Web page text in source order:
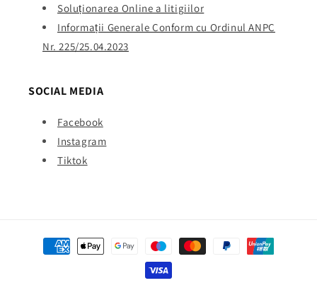
Soluționarea Online a litigiilor
Informații Generale Conform cu Ordinul ANPC
Nr. 225/25.04.2023
SOCIAL MEDIA
Facebook
Instagram
Tiktok
Payment
methods